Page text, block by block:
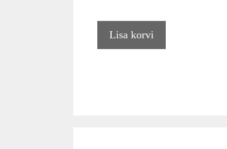
Lisa korvi